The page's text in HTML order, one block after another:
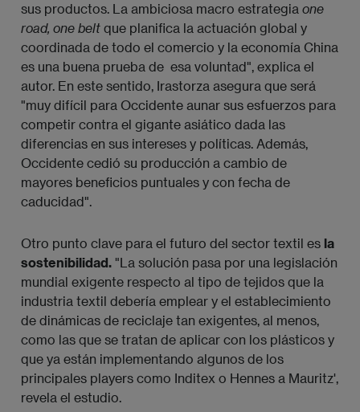
sus productos. La ambiciosa macro estrategia one
road, one belt que planifica la actuación global y
coordinada de todo el comercio y la economía China
es una buena prueba de esa voluntad", explica el
autor. En este sentido, Irastorza asegura que será
"muy difícil para Occidente aunar sus esfuerzos para
competir contra el gigante asiático dada las
diferencias en sus intereses y políticas. Además,
Occidente cedió su producción a cambio de
mayores beneficios puntuales y con fecha de
caducidad".
Otro punto clave para el futuro del sector textil es la
sostenibilidad. "La solución pasa por una legislación
mundial exigente respecto al tipo de tejidos que la
industria textil debería emplear y el establecimiento
de dinámicas de reciclaje tan exigentes, al menos,
como las que se tratan de aplicar con los plásticos y
que ya están implementando algunos de los
principales players como Inditex o Hennes a Mauritz',
revela el estudio.